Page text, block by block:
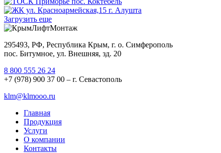
Загрузить еще
295493, РФ, Республика Крым, г. о. Симферополь
пос. Битумное, ул. Внешняя, зд. 20
8 800 555 26 24
+7 (978) 900 37 00 – г. Севастополь
klm@klmooo.ru
Главная
Продукция
Услуги
О компании
Контакты